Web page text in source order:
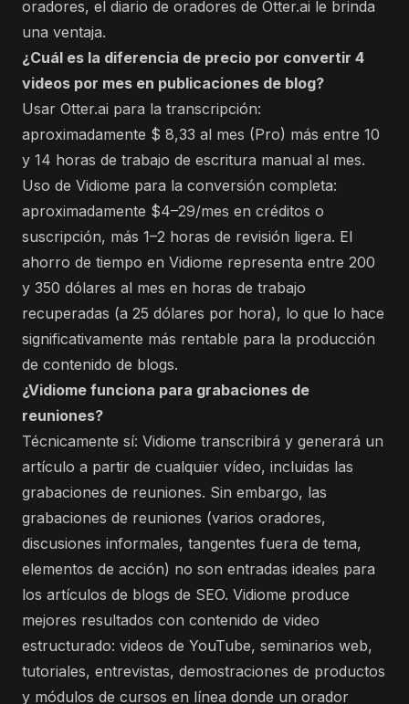
oradores, el diario de oradores de Otter.ai le brinda
una ventaja.
¿Cuál es la diferencia de precio por convertir 4
videos por mes en publicaciones de blog?
Usar Otter.ai para la transcripción:
aproximadamente $ 8,33 al mes (Pro) más entre 10
y 14 horas de trabajo de escritura manual al mes.
Uso de Vidiome para la conversión completa:
aproximadamente $4–29/mes en créditos o
suscripción, más 1–2 horas de revisión ligera. El
ahorro de tiempo en Vidiome representa entre 200
y 350 dólares al mes en horas de trabajo
recuperadas (a 25 dólares por hora), lo que lo hace
significativamente más rentable para la producción
de contenido de blogs.
¿Vidiome funciona para grabaciones de
reuniones?
Técnicamente sí: Vidiome transcribirá y generará un
artículo a partir de cualquier vídeo, incluidas las
grabaciones de reuniones. Sin embargo, las
grabaciones de reuniones (varios oradores,
discusiones informales, tangentes fuera de tema,
elementos de acción) no son entradas ideales para
los artículos de blogs de SEO. Vidiome produce
mejores resultados con contenido de video
estructurado: videos de YouTube, seminarios web,
tutoriales, entrevistas, demostraciones de productos
y módulos de cursos en línea donde un orador